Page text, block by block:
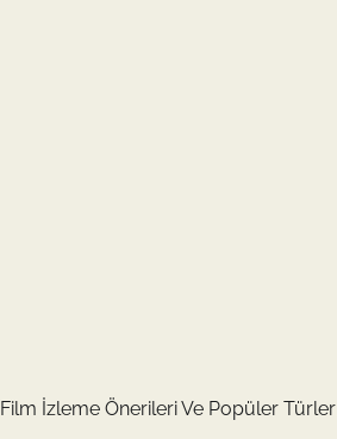
Film İzleme Önerileri Ve Popüler Türler